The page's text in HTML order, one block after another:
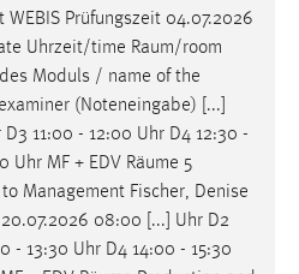
Prüfungszeit 04.07.2026
Uhrzeit/time Raum/room
Moduls / name of the
(Noteneingabe) [...]
11:00 - 12:00 Uhr D4 12:30 -
Uhr MF + EDV Räume 5
Management Fischer, Denise
08:00 [...] Uhr D2
- 13:30 Uhr D4 14:00 - 15:30
mibew_locale, mibew-
nutzen zu können.
chat-frame-style-